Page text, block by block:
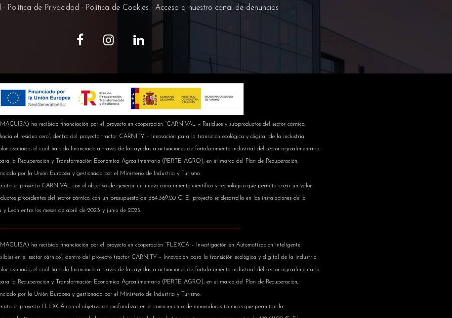
· Política de Privacidad · Política de Cookies · Acceso a nuestro canal de denuncias
ha recibido financiación por el proyecto en cooperación “CARNIVAL – Residuos y subproductos del sector cárnico.
hacia el residuo cero”, dentro del proyecto tractor CARNITY – Innovación para la transición ecológica y digital de la industria
asociada, el cuál ha sido financiado a través de las ayudas a actuaciones de fortalecimiento industrial del sector agroalimentario
la Recuperación y Transformación Económica Agroalimentario (PERTE AGRO), en el marco del Plan de Recuperación,
por la Unión Europea y gestionado por el Ministerio de Industria y Turismo.
el proyecto CARNIVAL con el objetivo de generar un nuevo conocimiento científico y tecnológico que permita crear un valor
procedentes del sector cárnico, con un presupuesto de 364.369,00 €. El proyecto se desarrolla en las instalaciones de la
y León entre los meses de abril de 2023 y junio de 2025.
ha recibido financiación por el proyecto en cooperación “FLEXCA – Investigación en Automatización inteligente
en el sector cárnico”, dentro del proyecto tractor CARNITY – Innovación para la transición ecológica y digital de la industria
asociada, el cuál ha sido financiado a través de las ayudas a actuaciones de fortalecimiento industrial del sector agroalimentario
la Recuperación y Transformación Económica Agroalimentario (PERTE AGRO), en el marco del Plan de Recuperación,
por la Unión Europea y gestionado por el Ministerio de Industria y Turismo.
el proyecto FLEXCA con el objetivo de profundizar en el conocimiento de innovadoras técnicas que permitan la